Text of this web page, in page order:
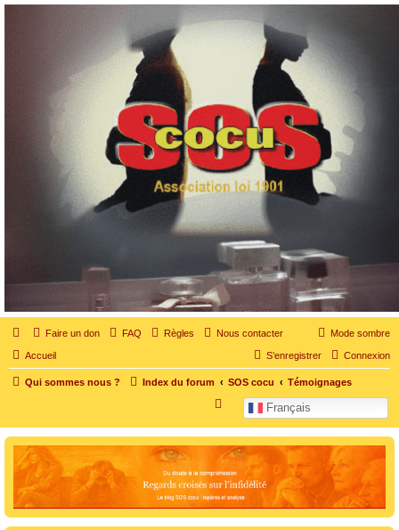
SOS cocu
SOS cocu est une association loi 1901 dont l'objet est le soutien aux victimes d'adultère.
Pouvoir parler, se confier, recevoir un soutien moral pour traverser une situation
personnelle douloureuse
Mode sombre
Faire un don FAQ Règles Nous contacter
Accueil Connexion
S’enregistrer
Qui sommes nous ? Index du forum SOS cocu Témoignages
Français
c
e
r